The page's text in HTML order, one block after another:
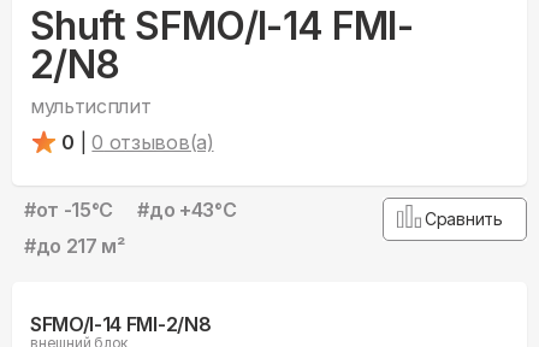
Shuft SFMO/I-14 FMI-
2/N8
мультисплит
0
0 отзывов(а)
#от -15°С #до +43°С
#до 217 м²
Сравнить
SFMO/I-14 FMI-2/N8
внешний блок